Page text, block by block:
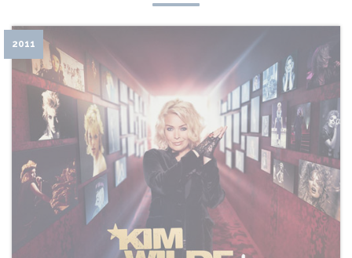
2011